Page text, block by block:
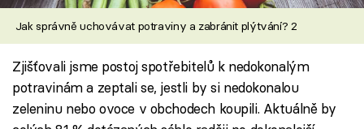
Jak správně uchovávat potraviny a zabránit plýtvání? 2
Zjišťovali jsme postoj spotřebitelů k nedokonalým
potravinám a zeptali se, jestli by si nedokonalou
zeleninu nebo ovoce v obchodech koupili. Aktuálně by